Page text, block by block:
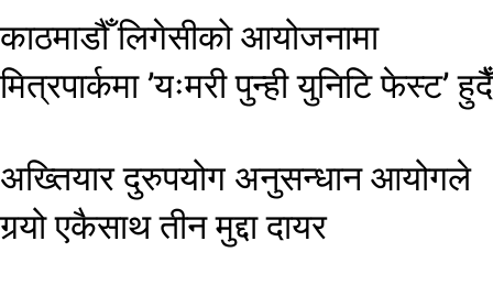
काठमाडौँ लिगेसीको आयोजनामा
मित्रपार्कमा ’यःमरी पुन्ही युनिटि फेस्ट’ हुदैँ
अख्तियार दुरुपयोग अनुसन्धान आयोगले
गर्‍यो एकैसाथ तीन मुद्दा दायर